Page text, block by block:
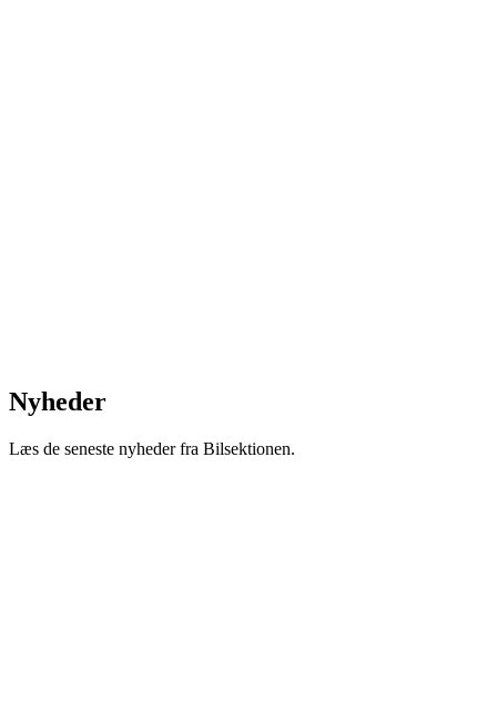
Nyheder
Læs de seneste nyheder fra Bilsektionen.